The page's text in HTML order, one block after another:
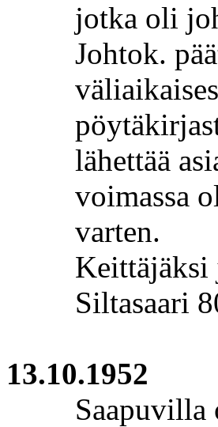
jotka oli
Johtok.
lähettää
voimassa
varten.
Keittäjäksi
Siltasaari
13.10.1952